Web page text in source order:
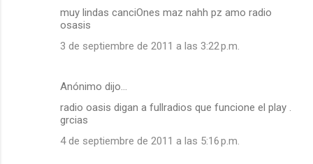
muy lindas canciOnes maz nahh pz amo radio
osasis
3 de septiembre de 2011 a las 3:22 p.m.
Anónimo dijo…
radio oasis digan a fullradios que funcione el play .
grcias
4 de septiembre de 2011 a las 5:16 p.m.